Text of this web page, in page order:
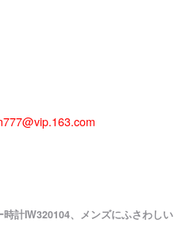
時計IW320104、メンズにふさわしい